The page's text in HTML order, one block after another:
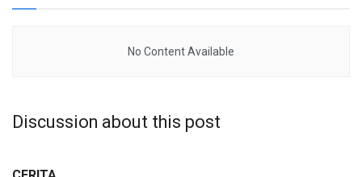
No Content Available
Discussion about this post